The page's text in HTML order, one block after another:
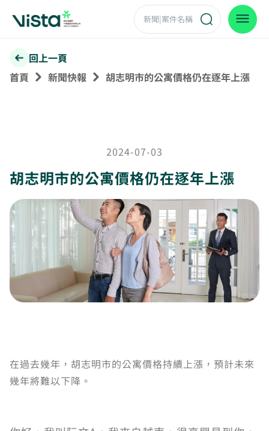
回上一頁
首頁
新聞快報 胡志明市的公寓價格仍在逐年上漲
2024-07-03
胡志明市的公寓價格仍在逐年上漲
在過去幾年，胡志明市的公寓價格持續上漲，預計未來
幾年將難以下降。